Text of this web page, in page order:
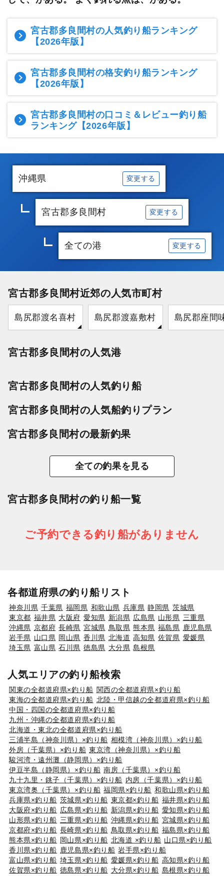
宮古郡多良間村の人気釣り船ランキング
【2026年版】
宮古郡多良間村の格安釣り船ランキング
【2026年版】
宮古郡多良間村の口コミ＆レビュー釣り船
ランキング【2026年版】
沖縄県 変更する
宮古郡多良間村 変更する
全ての港 変更する
宮古郡多良間村近郊の人気市町村
島尻郡渡名喜村 島尻郡渡嘉敷村 島尻郡座間
宮古郡多良間村の人気港
宮古郡多良間村の人気釣り船
宮古郡多良間村の人気船釣りプラン
宮古郡多良間村の最新釣果
全ての釣果を見る
宮古郡多良間村の釣り船一覧
ご予約できる釣り船がありません
各都道府県の釣り船リスト
神奈川県 千葉県 福岡県 和歌山県 兵庫県 静岡県 茨城県
東京都 福井県 大阪府 愛知県 新潟県 広島県 山形県 三重県
沖縄県 京都府 長崎県 宮城県 鳥取県 熊本県 福島県
鹿児島県
岩手県 山口県 岡山県 香川県 北海道 高知県 佐賀県 愛媛県
埼玉県 富山県 石川県 徳島県 大分県 島根県
人気エリアの釣り船検索
関東の全都道府県×釣り船 関西の全都道府県×釣り船
東海の全都道府県×釣り船 北陸・甲信越の全都道府県×釣り船
中国・四国の全都道府県×釣り船
九州・沖縄の全都道府県×釣り船
北海道・東北の全都道府県×釣り船
三浦半島（神奈川県）×釣り船 相模湾（神奈川県）×釣り船
外房（千葉県）×釣り船 東京湾（神奈川県）×釣り船
駿河湾・遠州灘（静岡県）×釣り船
伊豆半島（静岡県）×釣り船 南房（千葉県）×釣り船
九十九里・銚子（千葉県）×釣り船 内房（千葉県）×釣り船
東京湾奥（千葉県）×釣り船 福岡県×釣り船 和歌山県×釣り船
兵庫県×釣り船 茨城県×釣り船 東京都×釣り船 福井県×釣り船
大阪府×釣り船 広島県×釣り船 新潟県×釣り船 愛知県×釣り船
山形県×釣り船 三重県×釣り船 沖縄県×釣り船 宮城県×釣り船
京都府×釣り船 長崎県×釣り船 鳥取県×釣り船 福島県×釣り船
熊本県×釣り船 岡山県×釣り船 北海道 ×釣り船 山口県×釣り船
香川県×釣り船 鹿児島県×釣り船 岩手県×釣り船
富山県×釣り船 埼玉県×釣り船 愛媛県×釣り船 高知県×釣り船
佐賀県×釣り船 徳島県×釣り船 大分県×釣り船 島根県×釣り船